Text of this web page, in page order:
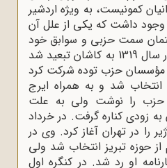
کمونیست، به ویژه اردشیر
وجود داشت که یکى از علل آن
سمت حزبى و سوابق خود
بوده است. پس از آزادى در سال 1319 به کاشان تبعید شد
در جلسه مؤسسان حزب توده شرکت کرد
شد و به همراه ایرج
حزب را نوشت ولى به علت
به زودى کناره گرفت. در خرداد
آژیر را در تهران آغاز کرد. وى در
حوزه تبریز انتخاب شد ولى
سال 1323 اعتبارنامه او رد شد. در کنگره اول